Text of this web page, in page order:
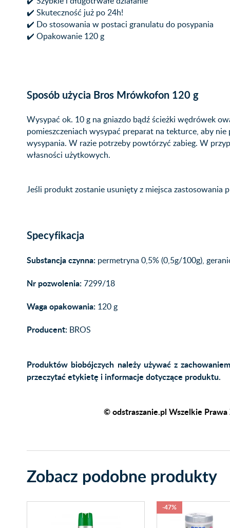
✔️ Skuteczność już po 24h!
✔️ Do stosowania w postaci granulatu do posypania
✔️ Opakowanie 120 g
Sposób użycia Bros Mrówkofon 120 g
Wysypać ok. 10 g na gniazdo bądź ścieżki wędrówek
pomieszczeniach wysypać preparat na tekturce, aby
wysypania. W razie potrzeby powtórzyć zabieg. W
własności użytkowych.
Jeśli produkt zostanie usunięty z miejsca zastosowania
Specyfikacja
Substancja czynna: permetryna 0,5% (0,5g/100g),
Nr pozwolenia:7299/18
Waga opakowania: 120 g
Producent: BROS
Produktów biobójczych należy używać z
przeczytać etykietę i informacje dotyczące produktu.
© odstraszanie.pl Wszelkie Prawa
Zobacz podobne produkty
-47%